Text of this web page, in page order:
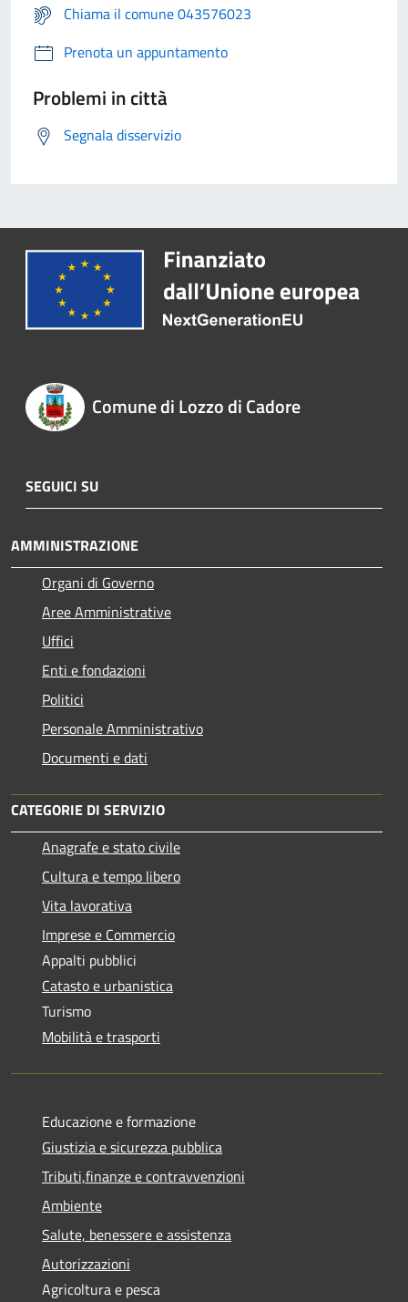
Chiama il comune 043576023
Prenota un appuntamento
Problemi in città
Segnala disservizio
Comune di Lozzo di Cadore
SEGUICI SU
AMMINISTRAZIONE
Organi di Governo
Aree Amministrative
Uffici
Enti e fondazioni
Politici
Personale Amministrativo
Documenti e dati
CATEGORIE DI SERVIZIO
Anagrafe e stato civile
Cultura e tempo libero
Vita lavorativa
Imprese e Commercio
Appalti pubblici
Catasto e urbanistica
Turismo
Mobilità e trasporti
Educazione e formazione
Giustizia e sicurezza pubblica
Tributi,finanze e contravvenzioni
Ambiente
Salute, benessere e assistenza
Autorizzazioni
Agricoltura e pesca